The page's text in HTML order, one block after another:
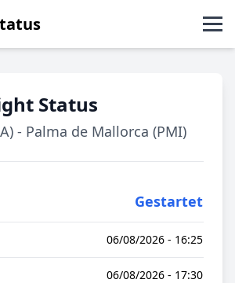
Status
- Palma de Mallorca (PMI)
Gestartet
06/08/2026 - 16:25
06/08/2026 - 17:30